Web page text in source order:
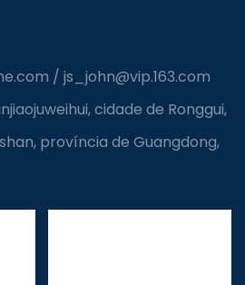
/ js_john@vip.163.com
cidade de Ronggui,
província de Guangdong,